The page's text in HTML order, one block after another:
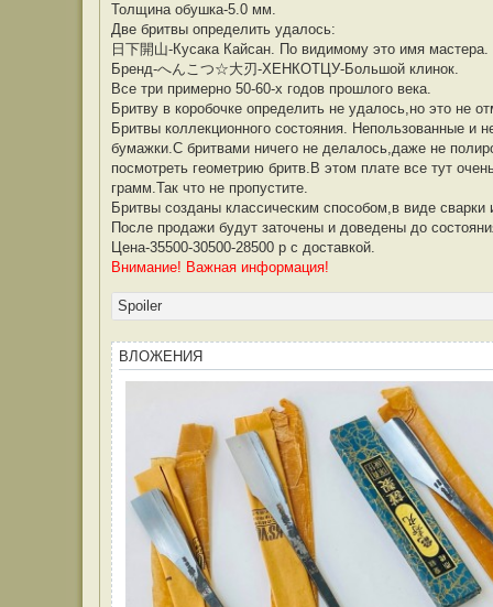
Толщина обушка-5.0 мм.
Две бритвы определить удалось:
日下開山-Кусака Кайсан. По видимому это имя мастера.
Бренд-へんこつ☆大刃-ХЕНКОТЦУ-Большой клинок.
Все три примерно 50-60-х годов прошлого века.
Бритву в коробочке определить не удалось,но это не
Бритвы коллекционного состояния. Непользованные и
бумажки.С бритвами ничего не делалось,даже не
посмотреть геометрию бритв.В этом плате все тут
грамм.Так что не пропустите.
Бритвы созданы классическим способом,в виде
После продажи будут заточены и доведены до
Цена-35500-30500-28500 р с доставкой.
Внимание! Важная информация!
Spoiler
ВЛОЖЕНИЯ